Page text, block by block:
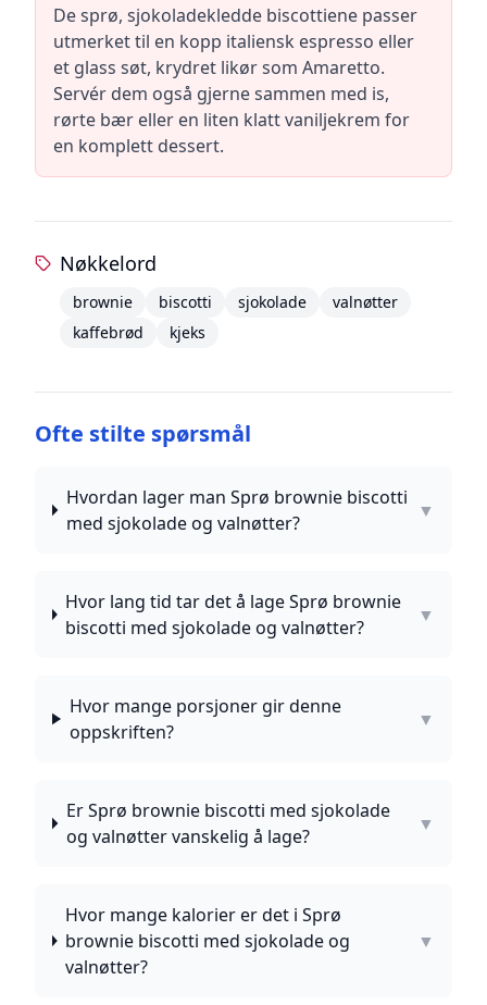
De sprø, sjokoladekledde biscottiene passer
utmerket til en kopp italiensk espresso eller
et glass søt, krydret likør som Amaretto.
Servér dem også gjerne sammen med is,
rørte bær eller en liten klatt vaniljekrem for
en komplett dessert.
Nøkkelord
brownie biscotti sjokolade
valnøtter
kaffebrød
kjeks
Ofte stilte spørsmål
Hvordan lager man Sprø brownie biscotti
med sjokolade og valnøtter?
▼
Hvor lang tid tar det å lage Sprø brownie
biscotti med sjokolade og valnøtter?
▼
Hvor mange porsjoner gir denne
oppskriften?
▼
Er Sprø brownie biscotti med sjokolade
og valnøtter vanskelig å lage?
▼
Hvor mange kalorier er det i Sprø
brownie biscotti med sjokolade og
valnøtter?
▼